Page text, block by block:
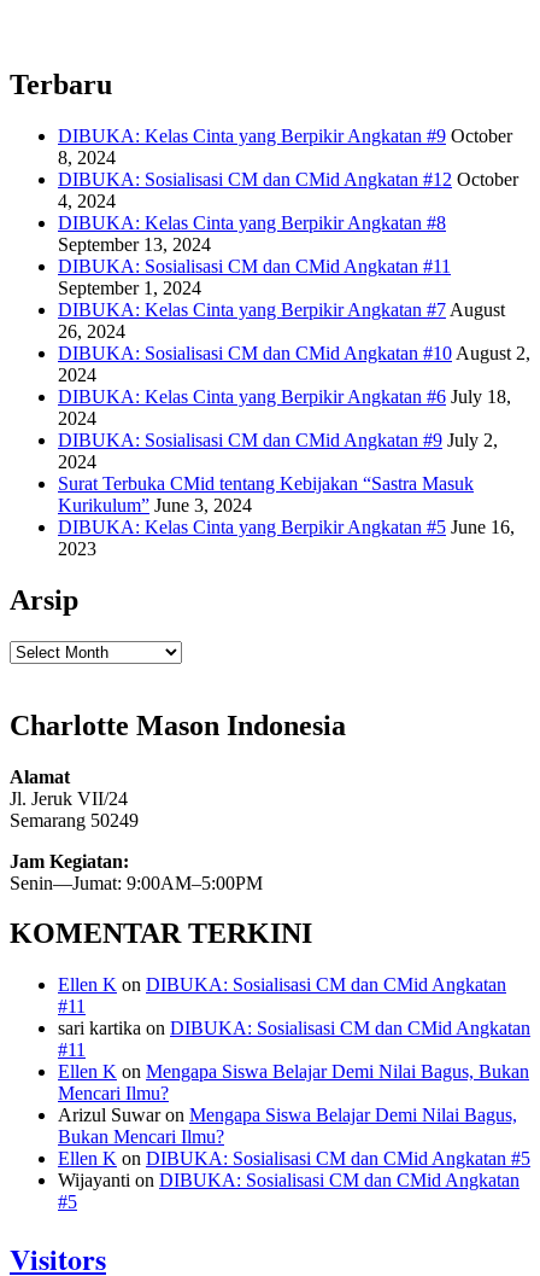
Terbaru
DIBUKA: Kelas Cinta yang Berpikir Angkatan #9 October
8, 2024
DIBUKA: Sosialisasi CM dan CMid Angkatan #12 October
4, 2024
DIBUKA: Kelas Cinta yang Berpikir Angkatan #8
September 13, 2024
DIBUKA: Sosialisasi CM dan CMid Angkatan #11
September 1, 2024
DIBUKA: Kelas Cinta yang Berpikir Angkatan #7 August
26, 2024
DIBUKA: Sosialisasi CM dan CMid Angkatan #10 August 2,
2024
DIBUKA: Kelas Cinta yang Berpikir Angkatan #6 July 18,
2024
DIBUKA: Sosialisasi CM dan CMid Angkatan #9 July 2,
2024
Surat Terbuka CMid tentang Kebijakan “Sastra Masuk
Kurikulum” June 3, 2024
DIBUKA: Kelas Cinta yang Berpikir Angkatan #5 June 16,
2023
Arsip
Arsip
Charlotte Mason Indonesia
Alamat
Jl. Jeruk VII/24
Semarang 50249
Jam Kegiatan:
Senin—Jumat: 9:00AM–5:00PM
KOMENTAR TERKINI
Ellen K on DIBUKA: Sosialisasi CM dan CMid Angkatan
#11
sari kartika on DIBUKA: Sosialisasi CM dan CMid Angkatan
#11
Ellen K on Mengapa Siswa Belajar Demi Nilai Bagus, Bukan
Mencari Ilmu?
Arizul Suwaron Mengapa Siswa Belajar Demi Nilai Bagus,
Bukan Mencari Ilmu?
Ellen K on DIBUKA: Sosialisasi CM dan CMid Angkatan #5
Wijayanti on DIBUKA: Sosialisasi CM dan CMid Angkatan
#5
Visitors